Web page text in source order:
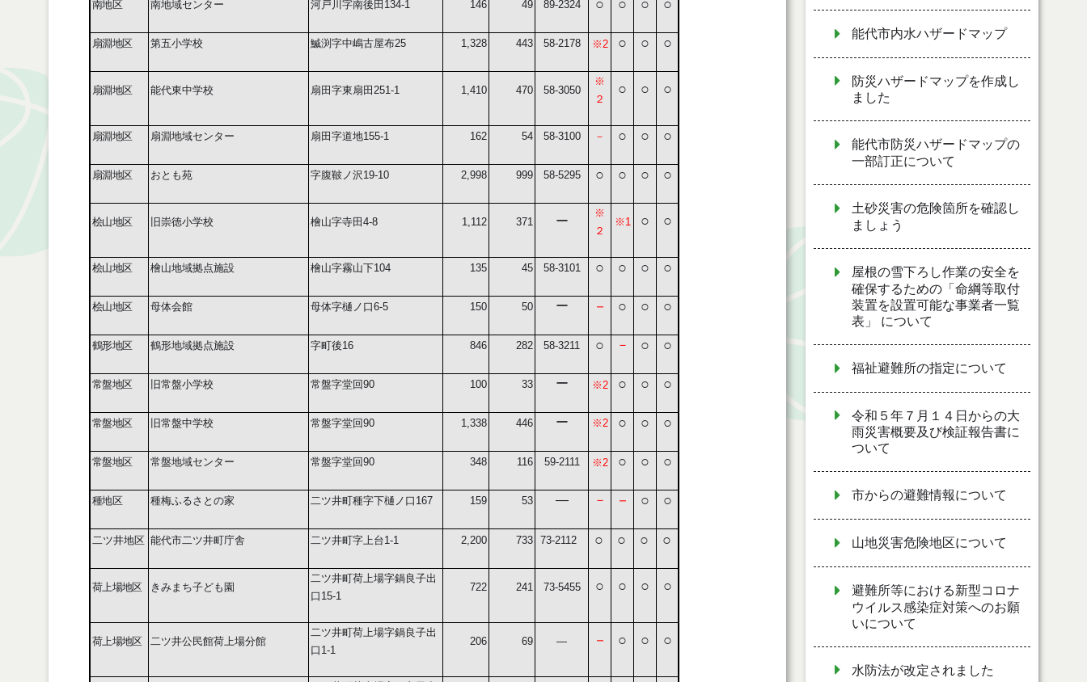
南地区 南地域センター 河戸川字南後田 134-1 146 49 89-2324 ○ ○ ○ ○
扇淵地区 第五小学校 鰄渕字中嶋古屋布25 1,328 443 58-2178 ※2 ○ ○ ○
扇淵地区 能代東中学校 扇田字東扇田 251-1 1,410 470 58-3050
※
２
○ ○ ○
扇淵地区 扇淵地域センター 扇田字道地155-1 162 54 58-3100 － ○ ○ ○
扇淵地区 おとも苑 字腹鞁ノ沢 19-10 2,998 999 58-5295 ○ ○ ○ ○
桧山地区 旧崇徳小学校 檜山字寺田 4-8 1,112 371 ー
※
２
※1 ○ ○
桧山地区 檜山地域拠点施設 檜山字霧山下104 135 45 58-3101 ○ ○ ○ ○
桧山地区 母体会館 母体字樋ノ口6-5 150 50 ー － ○ ○ ○
鶴形地区 鶴形地域拠点施設 字町後16 846 282 58-3211 ○ － ○ ○
常盤地区 旧常盤小学校 常盤字堂回90 100 33 ー ※2 ○ ○ ○
常盤地区 旧常盤中学校 常盤字堂回90 1,338 446 ー ※2 ○ ○ ○
常盤地区 常盤地域センター 常盤字堂回90 348 116 59-2111 ※2 ○ ○ ○
種地区 種梅ふるさとの家 二ツ井町種字下樋ノ口 167 159 53 ― － － ○ ○
二ツ井地区 能代市二ツ井町庁舎 二ツ井町字上台1-1 2,200 733 73-2112 ○ ○ ○ ○
荷上場地区 きみまち子ども園
二ツ井町荷上場字鍋良子出
口 15-1
722 241 73-5455 ○ ○ ○ ○
荷上場地区 二ツ井公民館荷上場分館
二ツ井町荷上場字鍋良子出
口 1-1
206 69 ― － ○ ○ ○
能代市内水ハザードマップ
防災ハザードマップを作成し
ました
能代市防災ハザードマップの
一部訂正について
土砂災害の危険箇所を確認し
ましょう
屋根の雪下ろし作業の安全を
確保するための「命綱等取付
装置を設置可能な事業者一覧
表」 について
福祉避難所の指定について
令和５年７月１４日からの大
雨災害概要及び検証報告書に
ついて
市からの避難情報について
山地災害危険地区について
避難所等における新型コロナ
ウイルス感染症対策へのお願
いについて
水防法が改定されました